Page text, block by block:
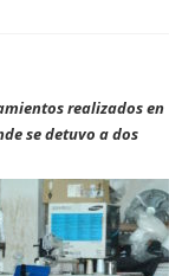
realizados en
se detuvo a dos